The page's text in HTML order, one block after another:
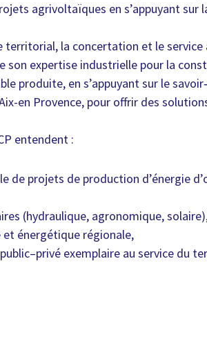
agrivoltaïques en s’appuyant sur
territorial, la concertation et le
son expertise industrielle pour la
produite, en s’appuyant sur le
en Provence, pour offrir des
entendent :
de projets de production d’énergie
(hydraulique, agronomique,
énergétique régionale,
exemplaire au service du